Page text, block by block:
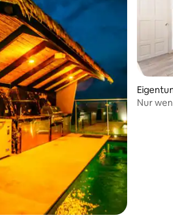
4,13 von 5, 55 Bewertungeno Viejo
Nur